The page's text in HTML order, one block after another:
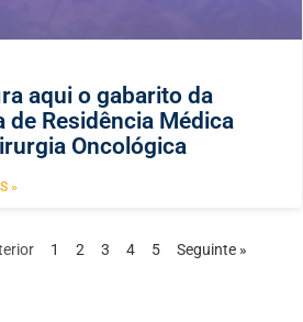
aqui o gabarito da
de Residência Médica
Oncológica
»
1 2 3 4 5 Seguinte »